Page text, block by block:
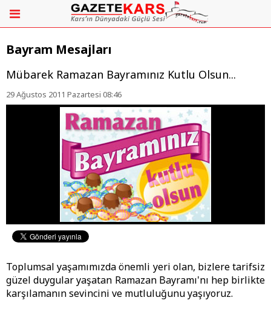
Bayram Mesajları
Mübarek Ramazan Bayramınız Kutlu Olsun...
29 Ağustos 2011 Pazartesi 08:46
Toplumsal yaşamımızda önemli yeri olan, bizlere tarifsiz
güzel duygular yaşatan Ramazan Bayramı'nı hep birlikte
karşılamanın sevincini ve mutluluğunu yaşıyoruz.